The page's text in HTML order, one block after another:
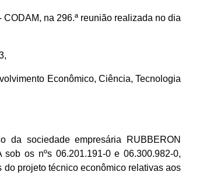
na 296.ª reunião realizada no dia
Econômico, Ciência, Tecnologia
da sociedade empresária RUBBERON
os nºs 06.201.191-0 e 06.300.982-0,
projeto técnico econômico relativas aos